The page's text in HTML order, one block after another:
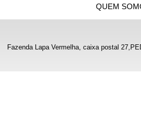
QUEM
Fazenda Lapa Vermelha, caixa postal 27,